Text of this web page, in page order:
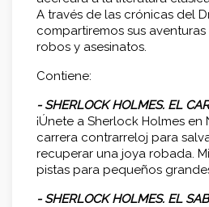
A través de las crónicas del
compartiremos sus
robos y asesinatos.
Contiene:
- SHERLOCK HOLMES. EL
¡Únete a Sherlock Holmes en
carrera contrarreloj para
recuperar una joya robada.
pistas para pequeños
- SHERLOCK HOLMES. EL